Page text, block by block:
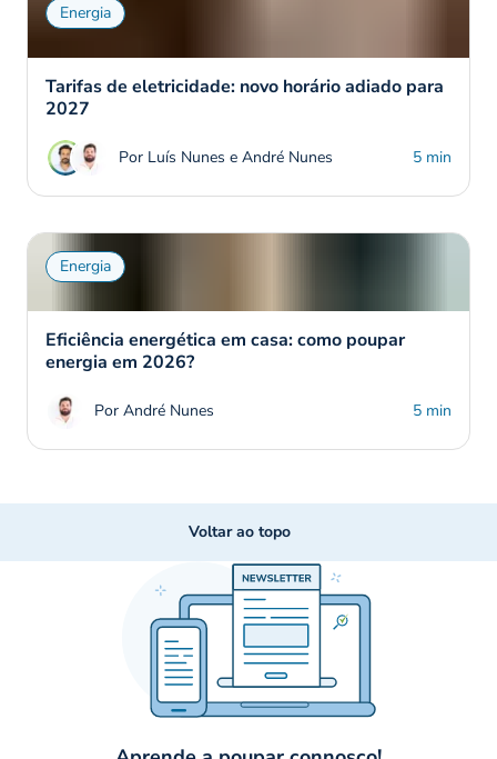
Energia
Tarifas de eletricidade: novo horário adiado para
2027
Por Luís Nunes e André Nunes 5 min
Energia
Eficiência energética em casa: como poupar
energia em 2026?
Por André Nunes 5 min
Voltar ao topo